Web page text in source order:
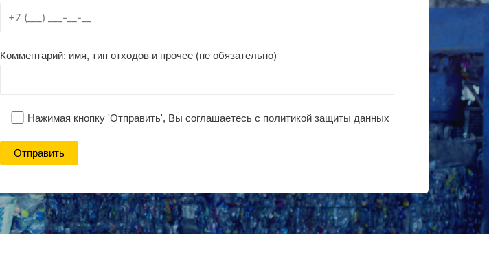
Комментарий: имя, тип отходов и прочее (не обязательно)